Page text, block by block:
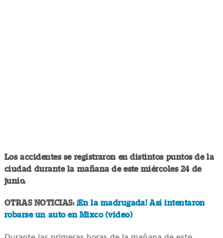
Los accidentes se registraron en distintos puntos de la
ciudad durante la mañana de este miércoles 24 de
junio.
OTRAS NOTICIAS: ¡En la madrugada! Así intentaron
robarse un auto en Mixco (video)